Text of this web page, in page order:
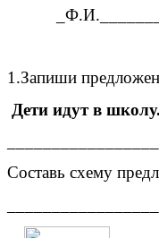
1
1.Запиши
Дети идут в школу.
Составь схему